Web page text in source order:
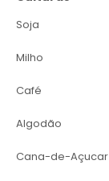
Soja
Milho
Café
Algodão
Cana-de-Açucar